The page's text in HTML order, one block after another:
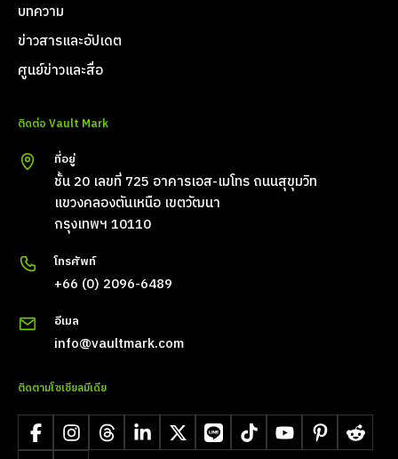
บทความ
ข่าวสารและอัปเดต
ศูนย์ข่าวและสื่อ
ติดต่อ Vault Mark
ที่อยู่
ชั้น 20 เลขที่ 725 อาคารเอส-เมโทร ถนนสุขุมวิท
แขวงคลองตันเหนือ เขตวัฒนา
กรุงเทพฯ 10110
โทรศัพท์
+66 (0) 2096-6489
อีเมล
info@vaultmark.com
ติดตามโซเชียลมีเดีย
FacebookInstagramThreadsLinkedIn
X LINE TikTokYouTubePinterestReddit